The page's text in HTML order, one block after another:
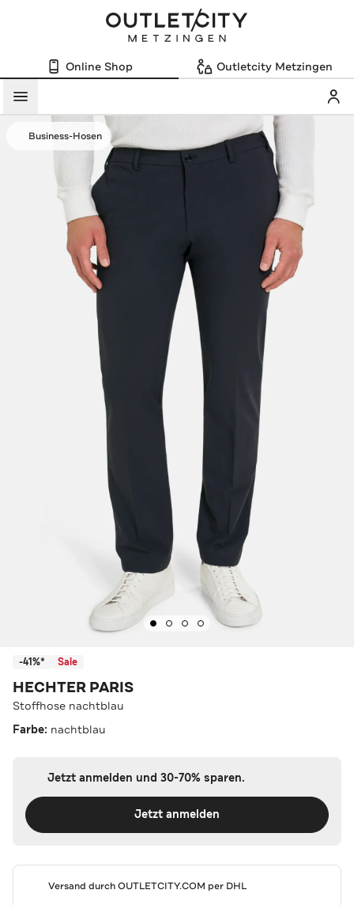
Online Shop Outletcity Metzingen
Menü
Business-Hosen
-41%* Sale
HECHTER PARIS
Stoffhose nachtblau
Farbe: nachtblau
Jetzt anmelden und 30-70% sparen.
Jetzt anmelden
Versand durchOUTLETCITY.COM per DHL